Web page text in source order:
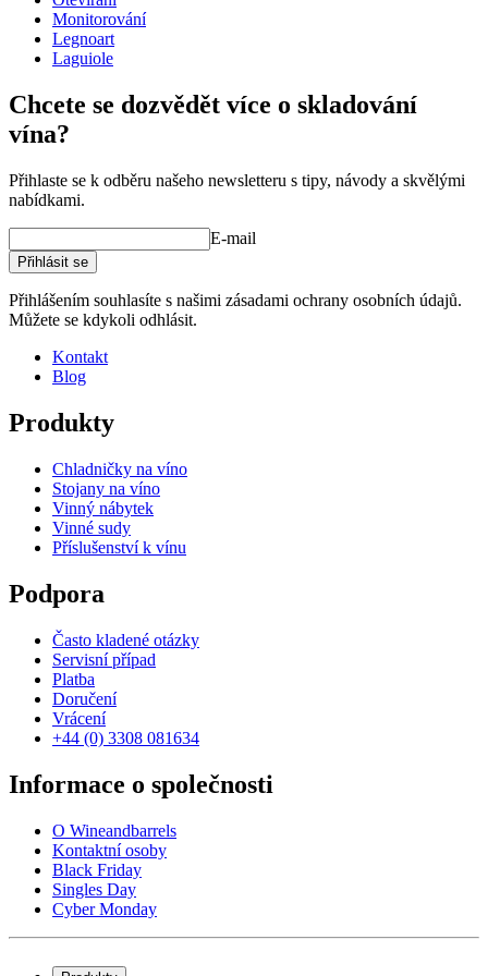
Monitorování
Legnoart
Laguiole
Chcete se dozvědět více o skladování
vína?
Přihlaste se k odběru našeho newsletteru s tipy, návody a skvělými
nabídkami.
E-mail
Přihlásit se
Přihlášením souhlasíte s našimi zásadami ochrany osobních údajů.
Můžete se kdykoli odhlásit.
Kontakt
Blog
Produkty
Chladničky na víno
Stojany na víno
Vinný nábytek
Vinné sudy
Příslušenství k vínu
Podpora
Často kladené otázky
Servisní případ
Platba
Doručení
Vrácení
+44 (0) 3308 081634
Informace o společnosti
O Wineandbarrels
Kontaktní osoby
Black Friday
Singles Day
Cyber Monday